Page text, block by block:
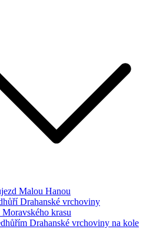
Malou Hanou
Drahanské vrchoviny
krasu
Drahanské vrchoviny na kole